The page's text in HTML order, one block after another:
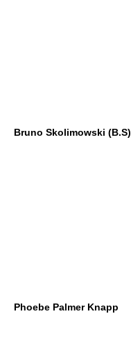
Bruno Skolimowski (B.S)
Phoebe Palmer Knapp